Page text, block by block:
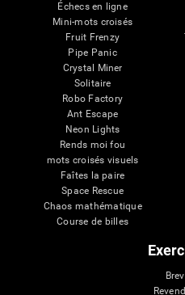
Échecs en ligne
Mini-mots croisés
Fruit Frenzy
Pipe Panic
Crystal Miner
Solitaire
Robo Factory
Ant Escape
Neon Lights
Rends moi fou
mots croisés visuels
Faîtes la paire
Space Rescue
Chaos mathématique
Course de billes